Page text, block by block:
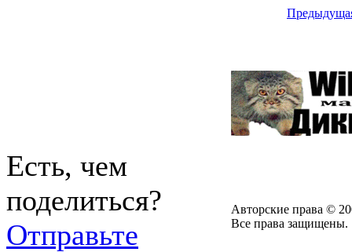
Есть, чем
поделиться?
Отправьте
Авторские права ©
Все права защищены.